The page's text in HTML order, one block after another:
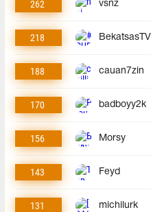
262 vsnz
218 BekatsasTV
188 cauan7zin
170 badboyy2k
156 Morsy
143 Feyd
131 michilurk